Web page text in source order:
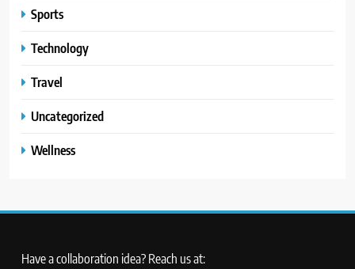
Sports
Technology
Travel
Uncategorized
Wellness
Have a collaboration idea? Reach us at: